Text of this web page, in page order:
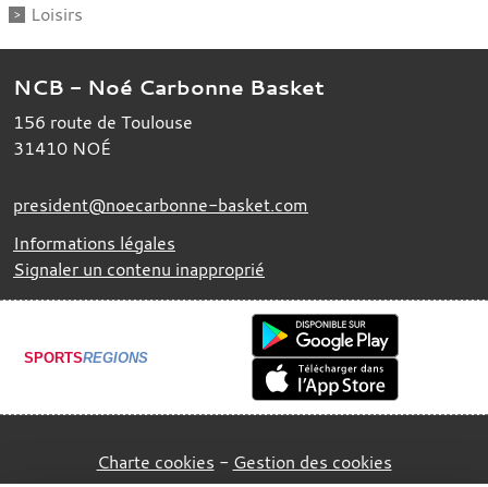
Loisirs
NCB - Noé Carbonne Basket
156 route de Toulouse
31410 NOÉ
president@noecarbonne-basket.com
Informations légales
Signaler un contenu inapproprié
SPORTSREGIONS
Charte cookies Gestion des cookies